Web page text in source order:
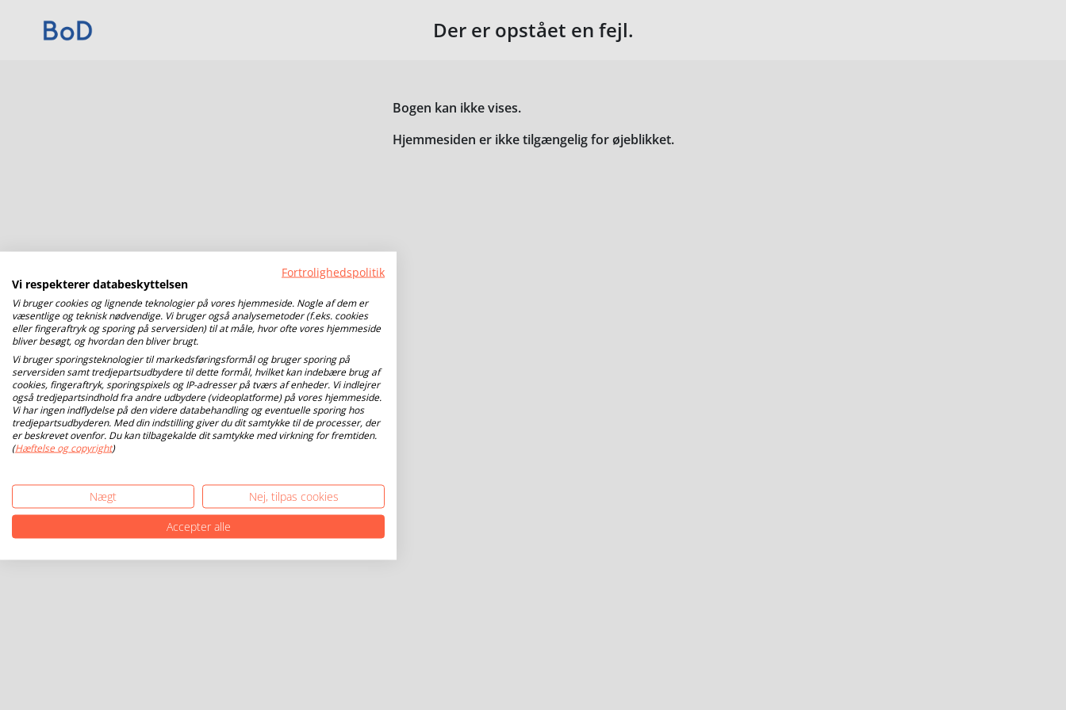
Der er opstået en fejl.
Bogen kan ikke vises.
Hjemmesiden er ikke tilgængelig for øjeblikket.
Fortrolighedspolitik
Vi respekterer databeskyttelsen
Vi bruger cookies og lignende teknologier på vores hjemmeside. Nogle af dem er
væsentlige og teknisk nødvendige. Vi bruger også analysemetoder (f.eks. cookies
eller fingeraftryk og sporing på serversiden) til at måle, hvor ofte vores hjemmeside
bliver besøgt, og hvordan den bliver brugt.
Vi bruger sporingsteknologier til markedsføringsformål og bruger sporing på
serversiden samt tredjepartsudbydere til dette formål, hvilket kan indebære brug af
cookies, fingeraftryk, sporingspixels og IP-adresser på tværs af enheder. Vi indlejrer
også tredjepartsindhold fra andre udbydere (videoplatforme) på vores hjemmeside.
Vi har ingen indflydelse på den videre databehandling og eventuelle sporing hos
tredjepartsudbyderen. Med din indstilling giver du dit samtykke til de processer, der
er beskrevet ovenfor. Du kan tilbagekalde dit samtykke med virkning for fremtiden.
(Hæftelse og copyright)
Nægt
Nej, tilpas cookies
Accepter alle